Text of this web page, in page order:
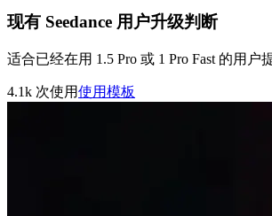
现有 Seedance 用户升级判断
适合已经在用 1.5 Pro 或 1 Pro Fast 的用户
4.1k 次使用使用模板